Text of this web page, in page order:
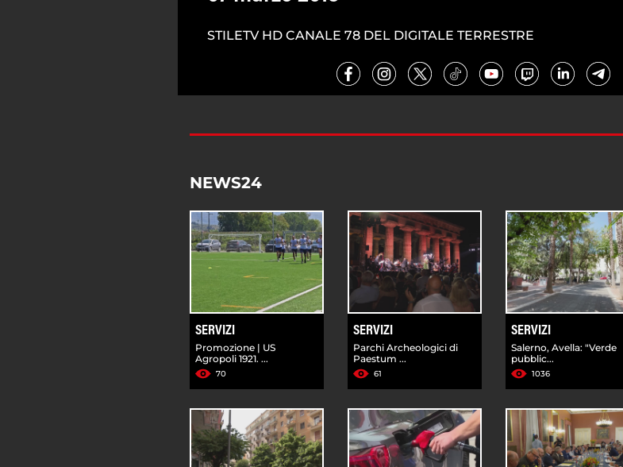
STILETV HD CANALE 78 DEL DIGITALE TERRESTRE
NEWS24
SERVIZI
Promozione | US
Agropoli 1921. ...
70
SERVIZI
Parchi Archeologici di
Paestum ...
61
SERVIZI
Salerno, Avella: "Verde
pubblic...
1036